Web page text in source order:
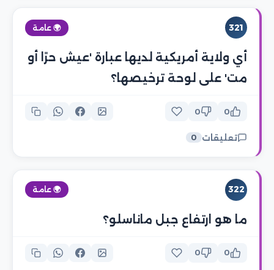
321 🌍 عامة
أي ولاية أمريكية لديها عبارة 'عيش حرًا أو
مت' على لوحة ترخيصها؟
0
0
تعليقات 0
322 🌍 عامة
ما هو ارتفاع جبل ماناسلو؟
0
0